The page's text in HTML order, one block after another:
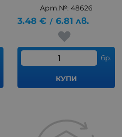
Арт.№: 48626
3.48 € / 6.81 лв.
бр.
КУПИ